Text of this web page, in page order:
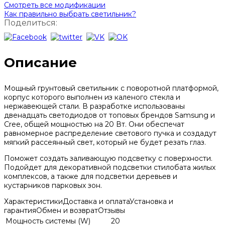
Смотреть все модификации
Как правильно выбрать светильник?
Поделиться:
Описание
Мощный грунтовый светильник с поворотной платформой,
корпус которого выполнен из каленого стекла и
нержавеющей стали. В разработке использованы
двенадцать светодиодов от топовых брендов Samsung и
Cree, общей мощностью на 20 Вт. Они обеспечат
равномерное распределение светового пучка и создадут
мягкий рассеянный свет, который не будет резать глаз.
Поможет создать заливающую подсветку с поверхности.
Подойдет для декоративной подсветки стилобата жилых
комплексов, а также для подсветки деревьев и
кустарников парковых зон.
ХарактеристикиДоставка и оплатаУстановка и
гарантияОбмен и возвратОтзывы
Мощность системы (W)
20